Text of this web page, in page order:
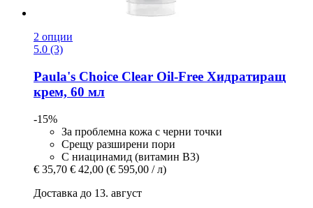
2 опции
5.0 (3)
Paula's Choice Clear Oil-​Free Хидратиращ
крем, 60 мл
-15%
За проблемна кожа с черни точки
Срещу разширени пори
С ниацинамид (витамин В3)
€ 35,70 € 42,00 (€ 595,00 / л)
Доставка до 13. август